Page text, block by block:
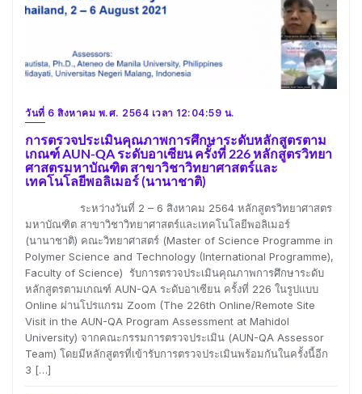
วันที่ 6 สิงหาคม พ.ศ. 2564 เวลา 12:04:59 น.
การตรวจประเมินคุณภาพการศึกษาระดับหลักสูตรตาม
เกณฑ์ AUN-QA ระดับอาเซียน ครั้งที่ 226 หลักสูตรวิทยา
ศาสตรมหาบัณฑิต สาขาวิชาวิทยาศาสตร์และ
เทคโนโลยีพอลิเมอร์ (นานาชาติ)
ระหว่างวันที่ 2 – 6 สิงหาคม 2564 หลักสูตรวิทยาศาสตร
มหาบัณฑิต สาขาวิชาวิทยาศาสตร์และเทคโนโลยีพอลิเมอร์
(นานาชาติ) คณะวิทยาศาสตร์ (Master of Science Programme in
Polymer Science and Technology (International Programme),
Faculty of Science) รับการตรวจประเมินคุณภาพการศึกษาระดับ
หลักสูตรตามเกณฑ์ AUN-QA ระดับอาเซียน ครั้งที่ 226 ในรูปแบบ
Online ผ่านโปรแกรม Zoom (The 226th Online/Remote Site
Visit in the AUN-QA Program Assessment at Mahidol
University) จากคณะกรรมการตรวจประเมิน (AUN-QA Assessor
Team) โดยมีหลักสูตรที่เข้ารับการตรวจประเมินพร้อมกันในครั้งนี้อีก
3 […]